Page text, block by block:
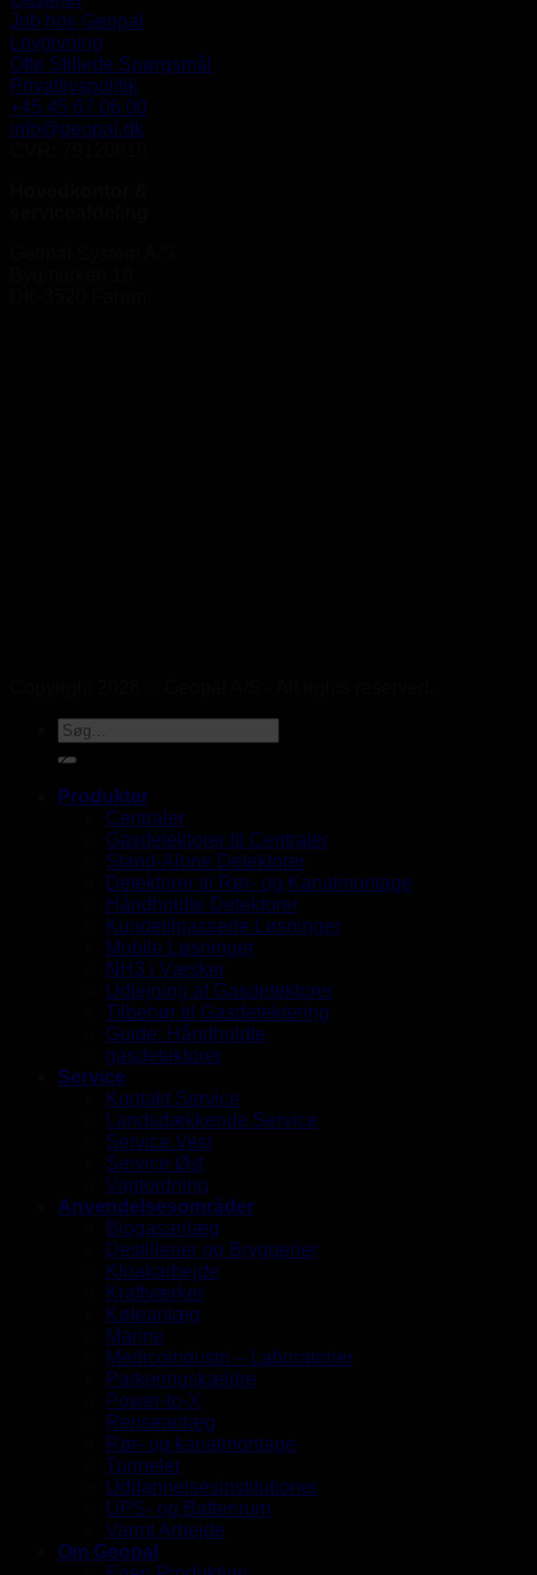
Job hos Geopal
Lovgivning
Ofte Stillede Spørgsmål
Privatlivspolitik
+45 45 67 06 00
info@geopal.dk
Produkter
Centraler
Gasdetektorer til Centraler
Stand-Alone Detektorer
Detektorer til Rør- og Kanalmontage
Håndholdte Detektorer
Kundetilpassede Løsninger
Mobile Løsninger
NH3 i Væsker
Udlejning af Gasdetektorer
Tilbehør til Gasdetektering
Guide: Håndholdte
gasdetektorer
Service
Kontakt Service
Landsdækkende Service
Service Vest
Service Øst
Vagtordning
Anvendelsesområder
Biogasanlæg
Destillerier og Bryggerier
Kloakarbejde
Kraftværker
Køleanlæg
Marine
Medicoindustri – Laboratorier
Parkeringskældre
Power-to-X
Renseanlæg
Rør- og kanalmontage
Tunneler
Uddannelsesinstitutioner
UPS- og Batterirum
Varmt Arbejde
Om Geopal